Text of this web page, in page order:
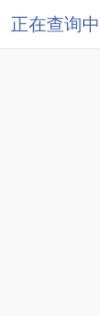
正在查询中